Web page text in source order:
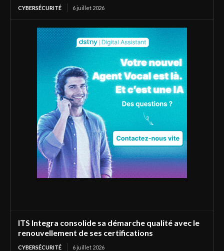
CYBERSÉCURITÉ 6 juillet 2026
ITS Integra consolide sa démarche qualité avec le
renouvellement de ses certifications
CYBERSÉCURITÉ 6 juillet 2026